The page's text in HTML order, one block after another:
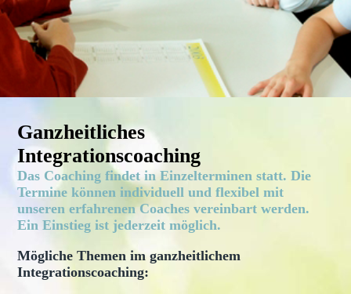
Ganzheitliches
Integrationscoaching
Das Coaching findet in Einzelterminen statt. Die
Termine können individuell und flexibel mit
unseren erfahrenen Coaches vereinbart werden.
Ein Einstieg ist jederzeit möglich.
Mögliche Themen im ganzheitlichem
Integrationscoaching: